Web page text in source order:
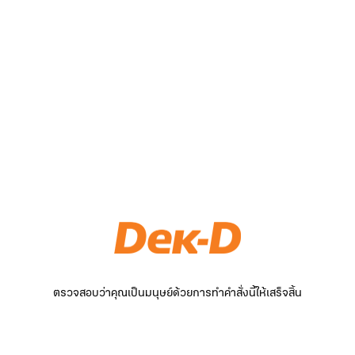
ตรวจสอบว่าคุณเป็นมนุษย์ด้วยการทำคำสั่งนี้ให้เสร็จสิ้น